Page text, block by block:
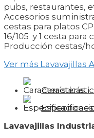
pubs, restaurantes,
Accesorios
cestas para platos
16/105 y 1 cesta para
Producción cestas/
Ver más Lavavajillas
Lavavajillas